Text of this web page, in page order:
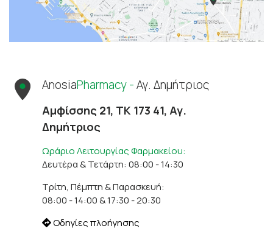
AnosiaPharmacy -Αγ. Δημήτριος
Αμφίσσης 21, ΤΚ 173 41, Αγ.
Δημήτριος
Ωράριο Λειτουργίας Φαρμακείου:
Δευτέρα & Τετάρτη: 08:00 - 14:30
Τρίτη, Πέμπτη & Παρασκευή:
08:00 - 14:00 & 17:30 - 20:30
Οδηγίες πλοήγησης